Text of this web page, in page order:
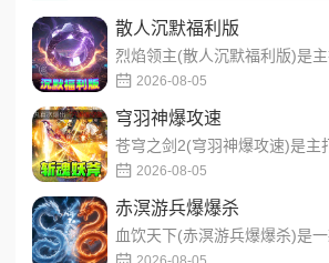
散人沉默福利版
2026-08-05
穹羽神爆攻速
2026-08-05
赤溟游兵爆爆杀